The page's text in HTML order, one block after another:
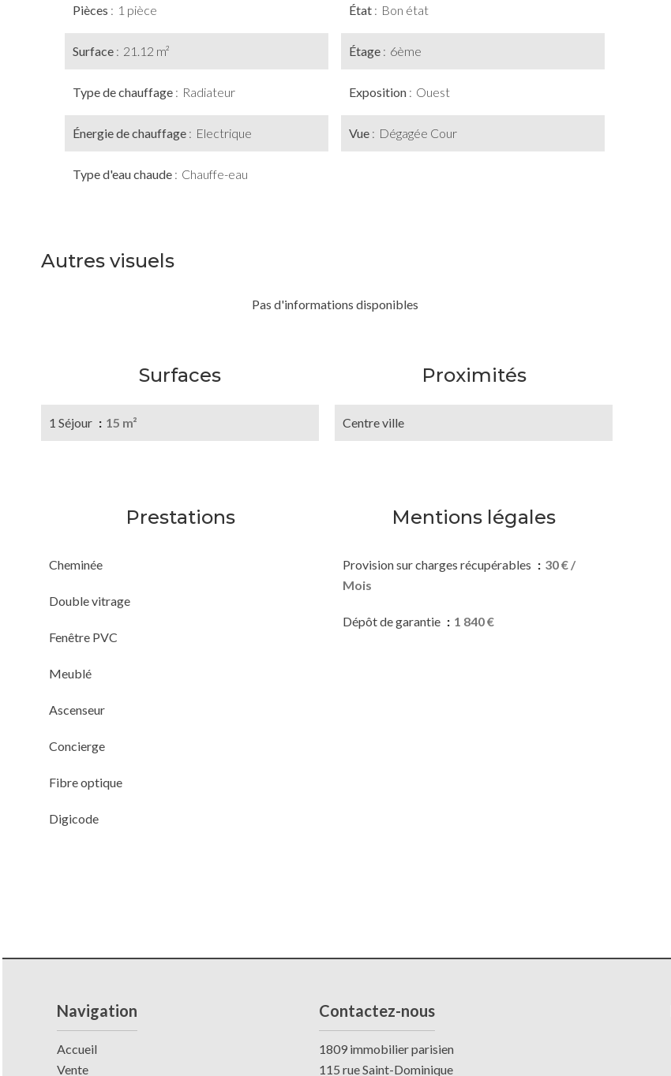
Pièces 1 pièce
Surface 21.12 m²
Type de chauffage Radiateur
Énergie de chauffage Electrique
Type d'eau chaude Chauffe-eau
État Bon état
Étage 6ème
Exposition Ouest
Vue Dégagée Cour
Autres visuels
Pas d'informations disponibles
Surfaces
1 Séjour 15 m²
Proximités
Centre ville
Prestations
Cheminée
Double vitrage
Fenêtre PVC
Meublé
Ascenseur
Concierge
Fibre optique
Digicode
Mentions légales
Provision sur charges récupérables
30 € /
Mois
Dépôt de garantie 1 840 €
Navigation
Accueil
Vente
Contactez-nous
1809 immobilier parisien
115 rue Saint-Dominique